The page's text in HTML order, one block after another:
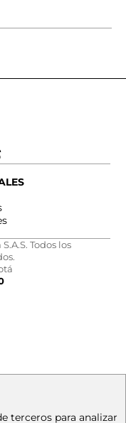
Todos los
terceros para analizar